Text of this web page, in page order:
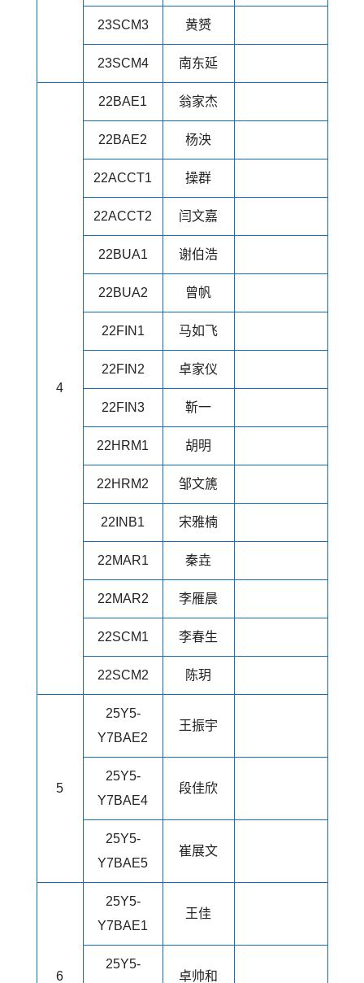
23SCM3 黄赟
23SCM4 南东延
4
22BAE1 翁家杰
22BAE2 杨泱
22ACCT1 操群
22ACCT2 闫文嘉
22BUA1 谢伯浩
22BUA2 曾帆
22FIN1 马如飞
22FIN2 卓家仪
22FIN3 靳一
22HRM1 胡明
22HRM2 邹文篪
22INB1 宋雅楠
22MAR1 秦垚
22MAR2 李雁晨
22SCM1 李春生
22SCM2 陈玥
5
25Y5-
Y7BAE2
王振宇
25Y5-
Y7BAE4
段佳欣
25Y5-
Y7BAE5
崔展文
6
25Y5-
Y7BAE1
王佳
25Y5-
卓帅和